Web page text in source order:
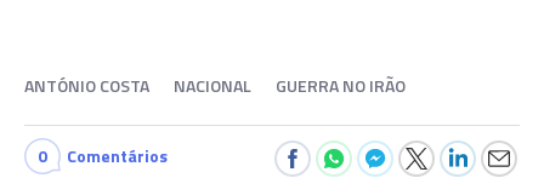
ANTÓNIO COSTA NACIONAL GUERRA NO IRÃO
0 Comentários